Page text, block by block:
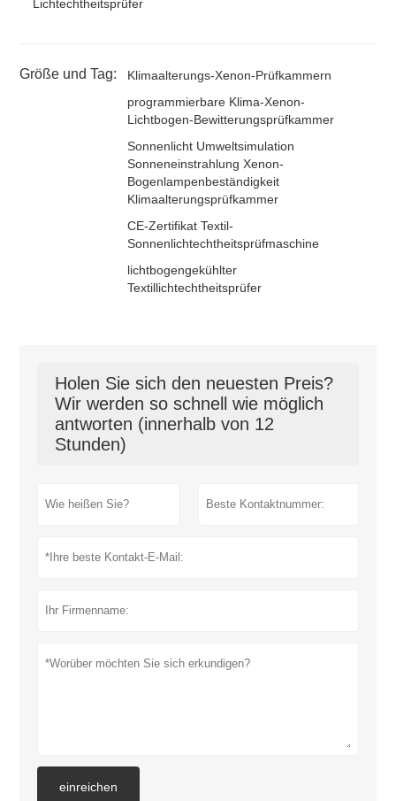
Lichtechtheitsprüfer
Größe und Tag:
Klimaalterungs-Xenon-Prüfkammern
programmierbare Klima-Xenon-
Lichtbogen-Bewitterungsprüfkammer
Sonnenlicht Umweltsimulation
Sonneneinstrahlung Xenon-
Bogenlampenbeständigkeit
Klimaalterungsprüfkammer
CE-Zertifikat Textil-
Sonnenlichtechtheitsprüfmaschine
lichtbogengekühlter
Textillichtechtheitsprüfer
Holen Sie sich den neuesten Preis?
Wir werden so schnell wie möglich
antworten (innerhalb von 12
Stunden)
einreichen